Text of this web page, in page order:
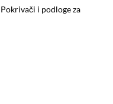
Pokrivači i podloge za